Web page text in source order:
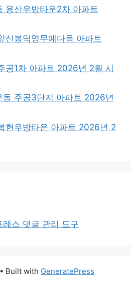
용산우방타운2차 아파트
산봉덕영무예다음 아파트
공1차 아파트 2026년 2월 시
동 주공3단지 아파트 2026년
현우방타운 아파트 2026년 2
레스 댓글 관리 도구
• Built with GeneratePress